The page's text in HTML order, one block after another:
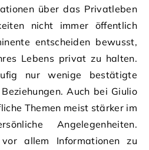
über das Privatleben
nicht immer öffentlich
entscheiden bewusst,
Lebens privat zu halten.
nur wenige bestätigte
Auch bei Giulio
Themen meist stärker im
Angelegenheiten.
allem Informationen zu